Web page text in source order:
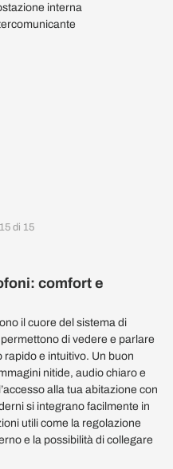
15 di 15
comfort e
il cuore del sistema di
di vedere e parlare
rapido e intuitivo. Un buon
nitide, audio chiaro e
alla tua abitazione con
si integrano facilmente in
utili come la regolazione
e la possibilità di collegare